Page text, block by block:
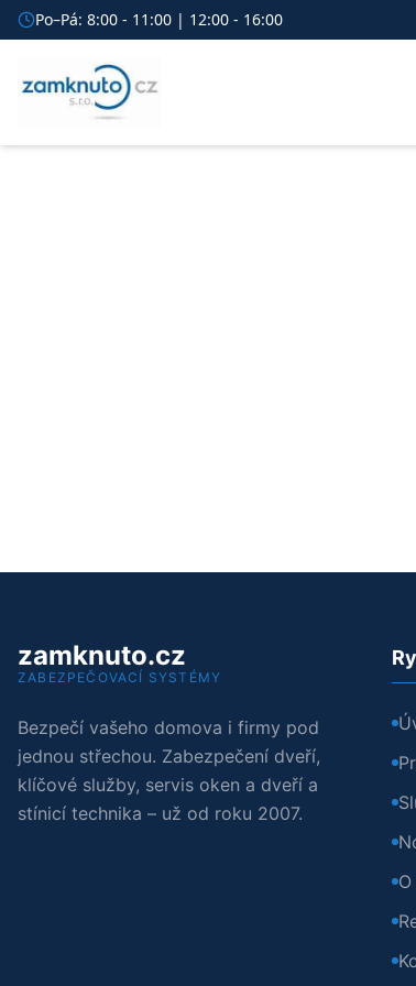
Po–Pá: 8:00 - 11:00 | 12:00 - 16:00
zamknuto.cz
ZABEZPEČOVACÍ SYSTÉMY
Bezpečí vašeho domova i firmy pod
jednou střechou. Zabezpečení dveří,
klíčové služby, servis oken a dveří a
stínicí technika – už od roku 2007.